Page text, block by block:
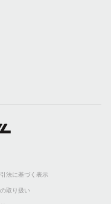
法に基づく表示
取り扱い